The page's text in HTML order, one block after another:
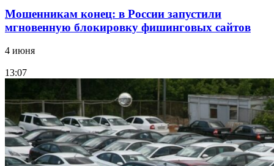
Мошенникам конец: в России запустили
мгновенную блокировку фишинговых сайтов
4 июня
13:07